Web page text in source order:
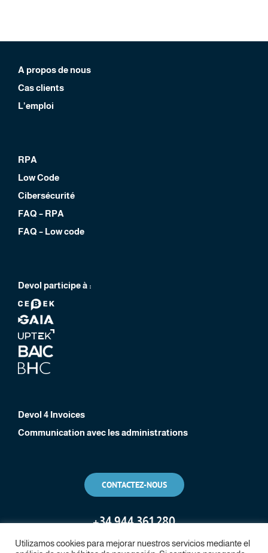
A propos de nous
Cas clients
L’emploi
RPA
Low Code
Cibersécurité
FAQ – RPA
FAQ – Low code
Devol participe à :
Devol 4 Invoices
Communication avec les administrations
CONTACTEZ-NOUS
+34 944 361 280
Utilizamos cookies para mejorar nuestros servicios mediante el